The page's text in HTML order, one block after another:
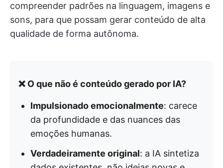
compreender padrões na linguagem, imagens e
sons, para que possam gerar conteúdo de alta
qualidade de forma autônoma.
❌ O que não é conteúdo gerado por IA?
Impulsionado emocionalmente: carece
da profundidade e das nuances das
emoções humanas.
Verdadeiramente original: a IA sintetiza